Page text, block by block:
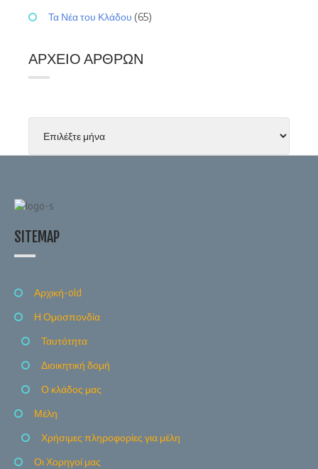
Τα Νέα του Κλάδου (65)
ΑΡΧΕΊΟ ΆΡΘΡΩΝ
SITEMAP
Αρχική-old
Η Ομοσπονδία
Ταυτότητα
Διοικητική δομή
Ο κλάδος μας
Μέλη
Χρήσιμες πληροφορίες για μέλη
Οι Χορηγοί μας